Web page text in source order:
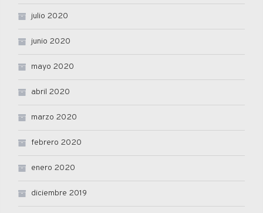
julio 2020
junio 2020
mayo 2020
abril 2020
marzo 2020
febrero 2020
enero 2020
diciembre 2019